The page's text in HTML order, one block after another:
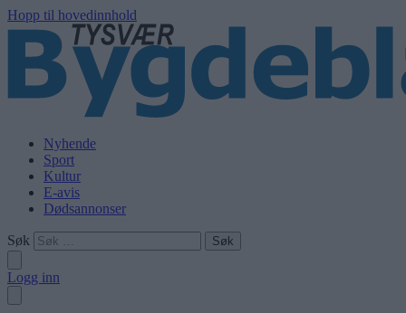
Hopp til hovedinnhold
Nyhende
Sport
Kultur
E-avis
Dødsannonser
Søk
Logg inn